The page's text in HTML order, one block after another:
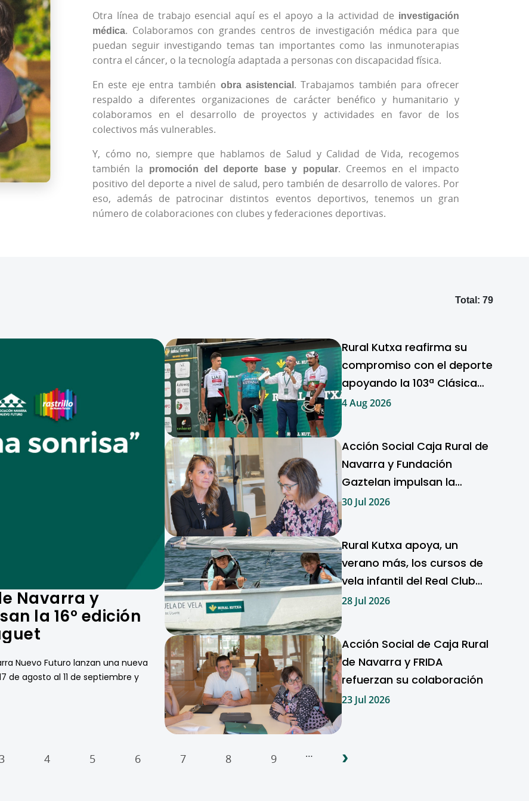
Otra línea de trabajo esencial aquí es el apoyo a la actividad de investigación
médica. Colaboramos con grandes centros de investigación médica para que
puedan seguir investigando temas tan importantes como las inmunoterapias
contra el cáncer, o la tecnología adaptada a personas con discapacidad física.
En este eje entra también obra asistencial. Trabajamos también para ofrecer
respaldo a diferentes organizaciones de carácter benéfico y humanitario y
colaboramos en el desarrollo de proyectos y actividades en favor de los
colectivos más vulnerables.
Y, cómo no, siempre que hablamos de Salud y Calidad de Vida, recogemos
también la promoción del deporte base y popular. Creemos en el impacto
positivo del deporte a nivel de salud, pero también de desarrollo de valores. Por
eso, además de patrocinar distintos eventos deportivos, tenemos un gran
número de colaboraciones con clubes y federaciones deportivas.
Total: 79
Navarra y
la 16º edición
Nuevo Futuro lanzan una nueva
de agosto al 11 de septiembre y
Rural Kutxa reafirma su
compromiso con el deporte
apoyando la 103ª Clásica
Ordizia
4 Aug 2026
Acción Social Caja Rural de
Navarra y Fundación
Gaztelan impulsan la
inclusión sociolaboral en
30 Jul 2026
Rural Kutxa apoya, un
verano más, los cursos de
vela infantil del Real Club
Marítimo del Abra
28 Jul 2026
Acción Social de Caja Rural
de Navarra y FRIDA
refuerzan su colaboración
23 Jul 2026
4 5 6 7 8 9 … ›